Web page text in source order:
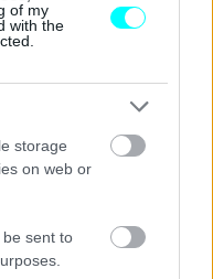
of my
with the
storage
on web or
sent to